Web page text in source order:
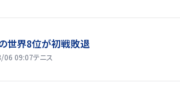
世界8位が初戦敗退
06 09:07テニス